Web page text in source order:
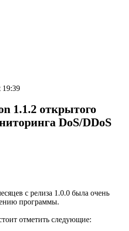
19:39
1.1.2 открытого
DoS/DDoS
с релиза 1.0.0 была очень
программы.
отметить следующие: